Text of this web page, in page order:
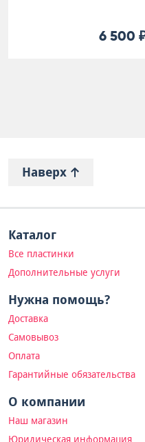
Наверх
Каталог
Все пластинки
Дополнительные услуги
Нужна помощь?
Доставка
Самовывоз
Оплата
Гарантийные обязательства
О компании
Наш магазин
Юридическая информация